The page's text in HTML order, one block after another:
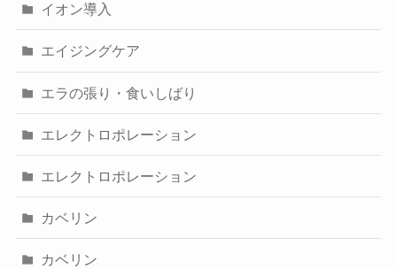
イオン導入
エイジングケア
エラの張り・食いしばり
エレクトロポレーション
エレクトロポレーション
カベリン
カベリン